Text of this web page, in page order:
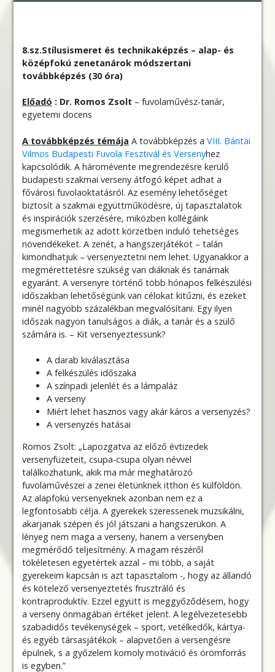
8.sz.Stílusismeret és technikaképzés – alap- és
középfokú zenetanárok módszertani
továbbképzés (30 óra)
Előadó : Dr. Romos Zsolt – fuvolaművész-tanár,
egyetemi docens
A továbbképzés témája A továbbképzés a VIII. Bántai
Vilmos Budapesti Fuvola Fesztivál és Versenyhez
kapcsolódik. A háromévente megrendezésre kerülő
budapesti szakmai verseny átfogó képet adhat a
fővárosi fuvolaoktatásról. Az esemény lehetőséget
biztosít a szakmai együttműködésre, új tapasztalatok
és inspirációk szerzésére, miközben kollégáink
megismerhetik az adott körzetben induló tehetséges
növendékeket. A zenét, a hangszerjátékot – talán
kimondhatjuk – versenyeztetni nem lehet. Ugyanakkor a
megmérettetésre szükség van diáknak és tanárnak
egyaránt. A versenyre történő több hónapos felkészülési
időszakban lehetőségünk van célokat kitűzni, és ezeket
minél nagyobb százalékban megvalósítani. Egy ilyen
időszak nagyon tanulságos a diák, a tanár és a szülő
számára is. – Kit versenyeztessünk?
A darab kiválasztása
A felkészülés időszaka
A színpadi jelenlét és a lámpaláz
A verseny
Miért lehet hasznos vagy akár káros a versenyzés?
A versenyzés hatásai
Romos Zsolt: „Lapozgatva az előző évtizedek
versenyfüzeteit, csupa-csupa olyan névvel
találkozhatunk, akik ma már meghatározó
fuvolaművészei a zenei életünknek itthon és külföldön.
Az alapfokú versenyeknek azonban nem ez a
legfontosabb célja. A gyerekek szeressenek muzsikálni,
akarjanak szépen és jól játszani a hangszerükön. A
lényeg nem maga a verseny, hanem a versenyben
megmérődő teljesítmény. A magam részéről
tökéletesen egyetértek azzal – mi több, a saját
gyerekeim kapcsán is azt tapasztalom -, hogy az állandó
és kötelező versenyeztetés frusztráló és
kontraproduktív. Ezzel együtt is meggyőződésem, hogy
a verseny önmagában értéket jelent. A legélvezetesebb
szabadidős tevékenységek – sport, vetélkedők, kártya-
és egyéb társasjátékok – alapvetően a versengésre
épülnek, s a győzelem komoly motiváció és örömforrás
is egyben.”